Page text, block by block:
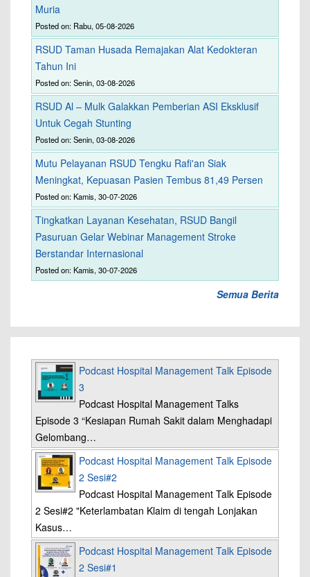
Muria
Posted on: Rabu, 05-08-2026
RSUD Taman Husada Remajakan Alat Kedokteran
Tahun Ini
Posted on: Senin, 03-08-2026
RSUD Al – Mulk Galakkan Pemberian ASI Eksklusif
Untuk Cegah Stunting
Posted on: Senin, 03-08-2026
Mutu Pelayanan RSUD Tengku Rafi'an Siak
Meningkat, Kepuasan Pasien Tembus 81,49 Persen
Posted on: Kamis, 30-07-2026
Tingkatkan Layanan Kesehatan, RSUD Bangil
Pasuruan Gelar Webinar Management Stroke
Berstandar Internasional
Posted on: Kamis, 30-07-2026
Semua Berita
Podcast Hospital Management Talk Episode
3
Podcast Hospital Management Talks
Episode 3 “Kesiapan Rumah Sakit dalam Menghadapi
Gelombang…
Podcast Hospital Management Talk Episode
2 Sesi#2
Podcast Hospital Management Talk Episode
2 Sesi#2 "Keterlambatan Klaim di tengah Lonjakan
Kasus…
Podcast Hospital Management Talk Episode
2 Sesi#1